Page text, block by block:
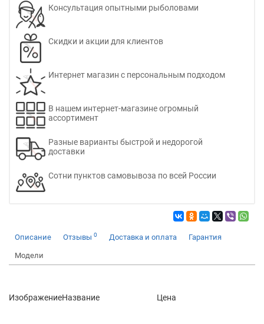
Консультация опытными рыболовами
Скидки и акции для клиентов
Интернет магазин с персональным подходом
В нашем интернет-магазине огромный
ассортимент
Разные варианты быстрой и недорогой
доставки
Сотни пунктов самовывоза по всей России
Описание Отзывы 0 Доставка и оплата Гарантия
Модели
ИзображениеНазвание Цена